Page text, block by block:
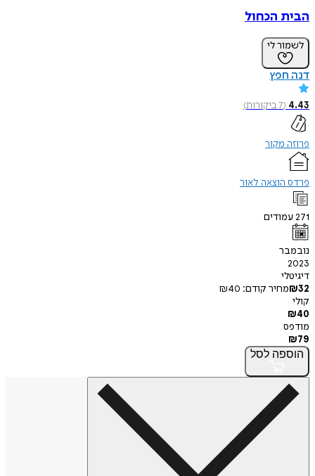
הבית הכחול
לשמור לי
דנה חפץ
4.43
(
7ביקורות)
פרוזה מקור
פרדס הוצאה לאור
271עמודים
נובמבר
2023
דיגיטלי
₪32 מחיר קודם: ₪40
קולי
₪40
מודפס
₪79
הוספה לסל